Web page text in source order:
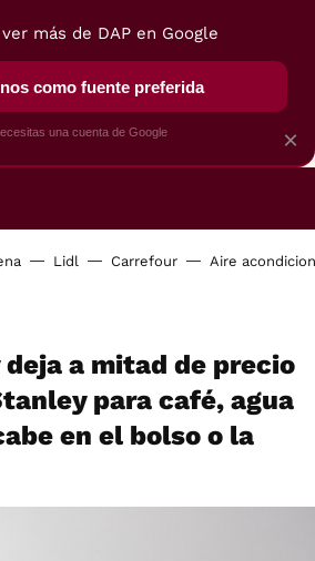
DE AIRE GUÍAS DE
Lidl Carrefour Aire
deja a mitad de precio
para café, agua
en el bolso o la
×
más de DAP en Google
como fuente preferida
una cuenta de Google